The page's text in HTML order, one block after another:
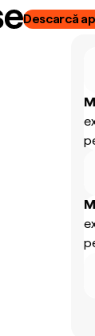
Descarcă